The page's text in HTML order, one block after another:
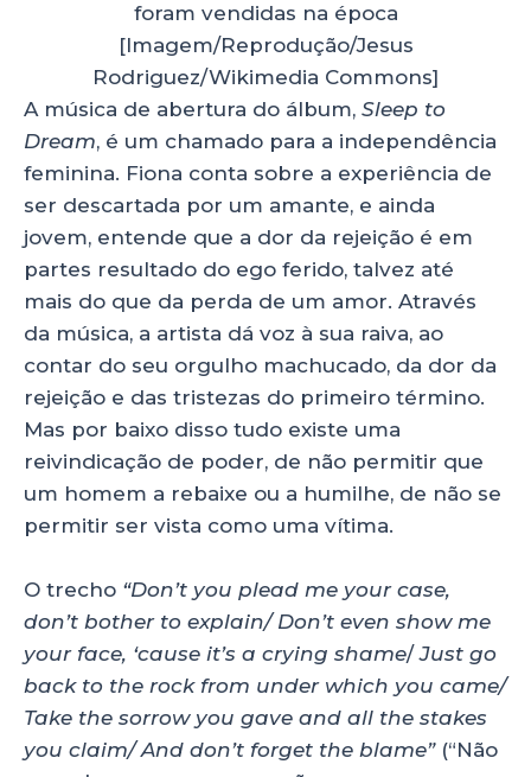
foram vendidas na época
[Imagem/Reprodução/Jesus
Rodriguez/Wikimedia Commons]
A música de abertura do álbum, Sleep to
Dream, é um chamado para a independência
feminina. Fiona conta sobre a experiência de
ser descartada por um amante, e ainda
jovem, entende que a dor da rejeição é em
partes resultado do ego ferido, talvez até
mais do que da perda de um amor. Através
da música, a artista dá voz à sua raiva, ao
contar do seu orgulho machucado, da dor da
rejeição e das tristezas do primeiro término.
Mas por baixo disso tudo existe uma
reivindicação de poder, de não permitir que
um homem a rebaixe ou a humilhe, de não se
permitir ser vista como uma vítima.
O trecho “Don’t you plead me your case,
don’t bother to explain/ Don’t even show me
your face, ‘cause it’s a crying shame/Just go
back to the rock from under which you came/
Take the sorrow you gave and all the stakes
you claim/ And don’t forget the blame” (“Não